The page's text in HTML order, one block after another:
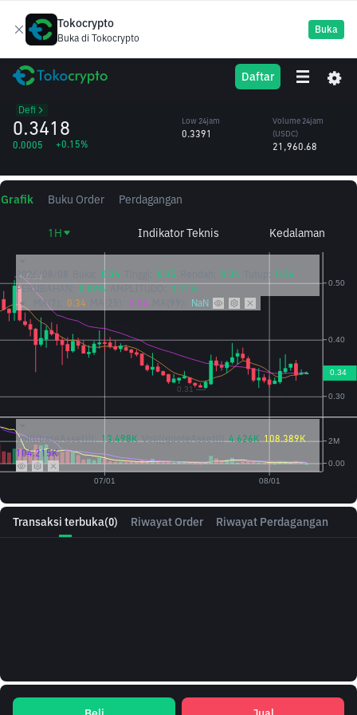
Tokocrypto
Buka di Tokocrypto
Buka
Daftar
GENIUS
Genius
Terminal
Defi
0.3418
0.0005 +0.15%
Low 24jam
0.3391
Volume 24jam
(GENIUS)
Volume 24jam
(USDC)
21,960.68
Transaksi terbuka(0) Riwayat Order Riwayat Perdagangan
Grafik Buku Order Perdagangan
1H Indikator Teknis Kedalaman
2026/08/08 0.34 0.35 0.34 Tutup: 0.34
PERUBAHAN:
0.09%
1.11%
MA(7):
0.34 0.34 NaN
Vol({{baseAsset}}): 13.498K Vol({{quoteAsset}}) 4.626K 108.389K
104.215K